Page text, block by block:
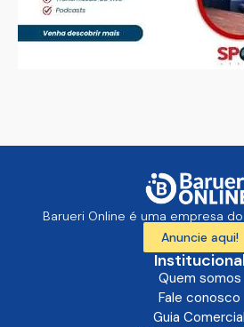
Barueri Online é uma empresa
Anuncie aqui!
Quem somos
Fale conosco
Guia Comercial